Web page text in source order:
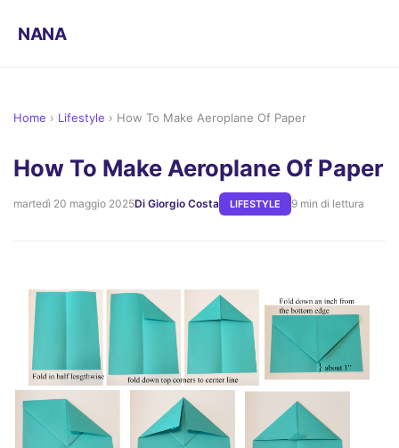
NANA
Home › Lifestyle › How To Make Aeroplane Of Paper
How To Make Aeroplane Of Paper
martedì 20 maggio 2025Di Giorgio Costa LIFESTYLE 9 min di lettura